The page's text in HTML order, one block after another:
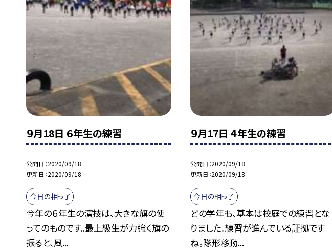
９月18日 ６年生の練習
公開日 2020/09/18
更新日 2020/09/18
今日の相っ子
今年の６年生の演技は、大きな旗の使
ってのものです。最上級生が力強く旗の
振ると、風...
９月17日 ４年生の練習
公開日 2020/09/18
更新日 2020/09/18
今日の相っ子
どの学年も、基本は校庭での練習とな
りました。練習が進んでいる証拠です
ね。隊形移動...